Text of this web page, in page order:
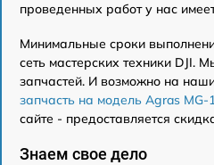
проведенных работ у нас
Минимальные сроки
сеть мастерских техники DJI.
запчастей. И возможно на
запчасть на модель Agras MG-
сайте - предоставляется
Знаем свое дело